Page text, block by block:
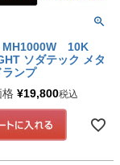
10K
ソダテック メタ
ンプ
格 ¥19,800税込